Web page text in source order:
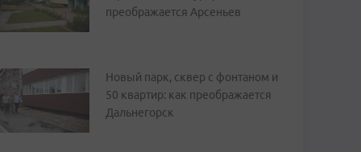
преображается Арсеньев
Новый парк, сквер с фонтаном и
50 квартир: как преображается
Дальнегорск